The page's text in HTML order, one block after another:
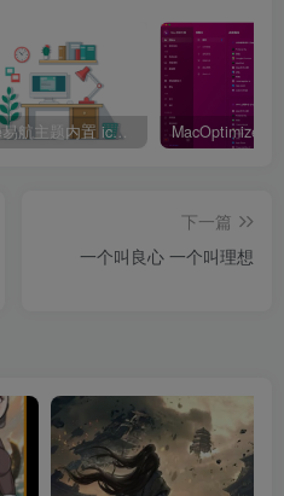
Joe易航主题内置 icon 图标大全
下一篇
一个叫良心 一个叫理想